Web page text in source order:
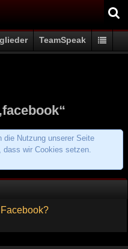
TeamSpeak
die Nutzung unserer Seite
dass wir Cookies setzen.